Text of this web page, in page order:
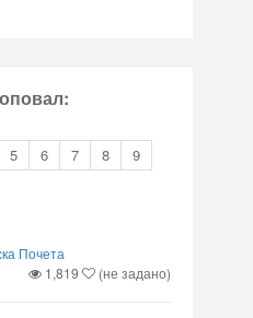
5 6 7 8
9
Почета
1,819 (не задано)